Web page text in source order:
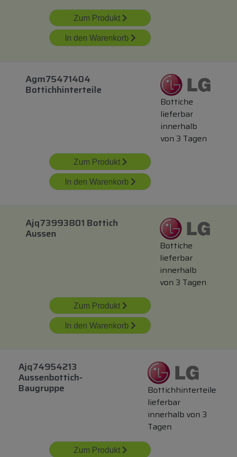
Zum Produkt
In den Warenkorb
Agm75471404
Bottichhinterteile
Bottiche
lieferbar
innerhalb
von 3 Tagen
Zum Produkt
In den Warenkorb
Ajq73993801 Bottich
Aussen
Bottiche
lieferbar
innerhalb
von 3 Tagen
Zum Produkt
In den Warenkorb
Ajq74954213
Aussenbottich-
Baugruppe
Bottichhinterteile
lieferbar
innerhalb von 3
Tagen
Zum Produkt